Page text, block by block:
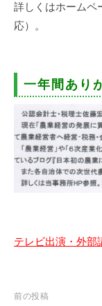
詳しくはホームペ
応）。
一年間あり
テレビ出演・外部
投
前の投稿